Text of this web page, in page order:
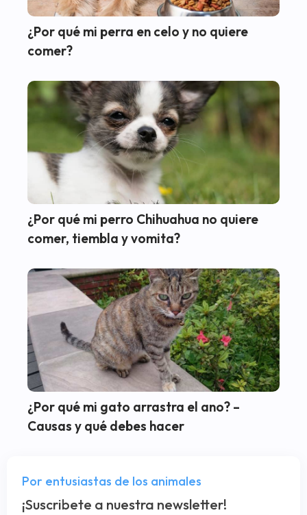
¿Por qué mi perra en celo y no quiere
comer?
¿Por qué mi perro Chihuahua no quiere
comer, tiembla y vomita?
¿Por qué mi gato arrastra el ano? –
Causas y qué debes hacer
Por entusiastas de los animales
¡Suscribete a nuestra newsletter!